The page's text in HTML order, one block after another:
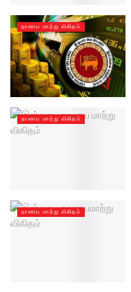
நாணய மாற்று விகிதம்
நாணய மாற்று விகிதம்
நாணய மாற்று விகிதம்